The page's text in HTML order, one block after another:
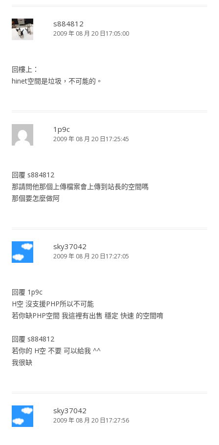
s884812
2009 年 08 月 20 日17:05:00
回樓上：
hinet空間是垃圾，不可能的。
1p9c
2009 年 08 月 20 日17:25:45
回覆 s884812
那請問他那個上傳檔案會上傳到站長的空間嗎
那個要怎麼做阿
sky37042
2009 年 08 月 20 日17:27:05
回覆 1p9c
H空 沒支援PHP所以不可能
若你缺PHP空間 我這裡有出售 穩定 快速 的空間唷
回覆 s884812
若你的 H空 不要 可以給我 ^^
我很缺
sky37042
2009 年 08 月 20 日17:27:56